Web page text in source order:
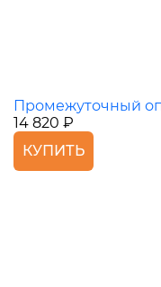
Промежуточный
14 820 ₽
КУПИТЬ